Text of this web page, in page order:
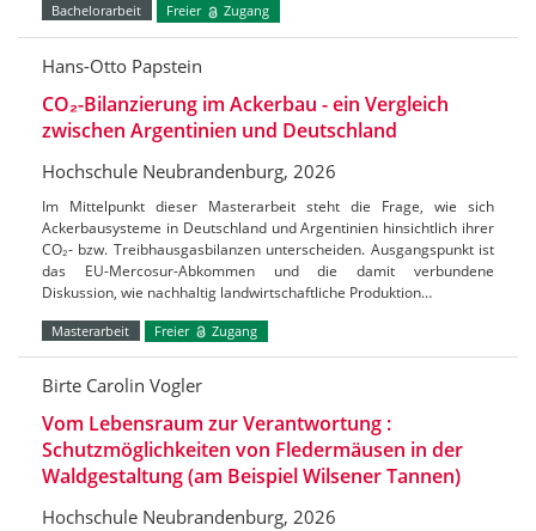
Bachelorarbeit Freier Zugang
Hans-Otto Papstein
CO₂-Bilanzierung im Ackerbau - ein Vergleich
zwischen Argentinien und Deutschland
Hochschule Neubrandenburg, 2026
Im Mittelpunkt dieser Masterarbeit steht die Frage, wie sich
Ackerbausysteme in Deutschland und Argentinien hinsichtlich ihrer
CO₂- bzw. Treibhausgasbilanzen unterscheiden. Ausgangspunkt ist
das EU-Mercosur-Abkommen und die damit verbundene
Diskussion, wie nachhaltig landwirtschaftliche Produktion…
Masterarbeit Freier Zugang
Birte Carolin Vogler
Vom Lebensraum zur Verantwortung :
Schutzmöglichkeiten von Fledermäusen in der
Waldgestaltung (am Beispiel Wilsener Tannen)
Hochschule Neubrandenburg, 2026